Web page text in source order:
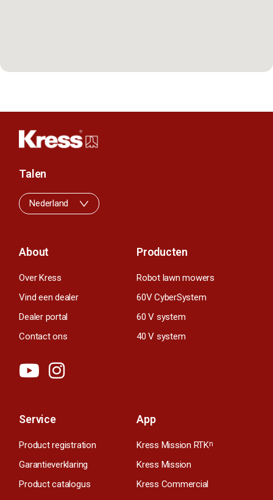
About
Over Kress
Vind een dealer
Dealer portal
Contact ons
Producten
Robot lawn mowers
60V CyberSystem
60 V system
40 V system
Service
Product registration
Garantieverklaring
Product catalogus
App
Kress Mission RTKn
Kress Mission
Kress Commercial
Talen
Nederland